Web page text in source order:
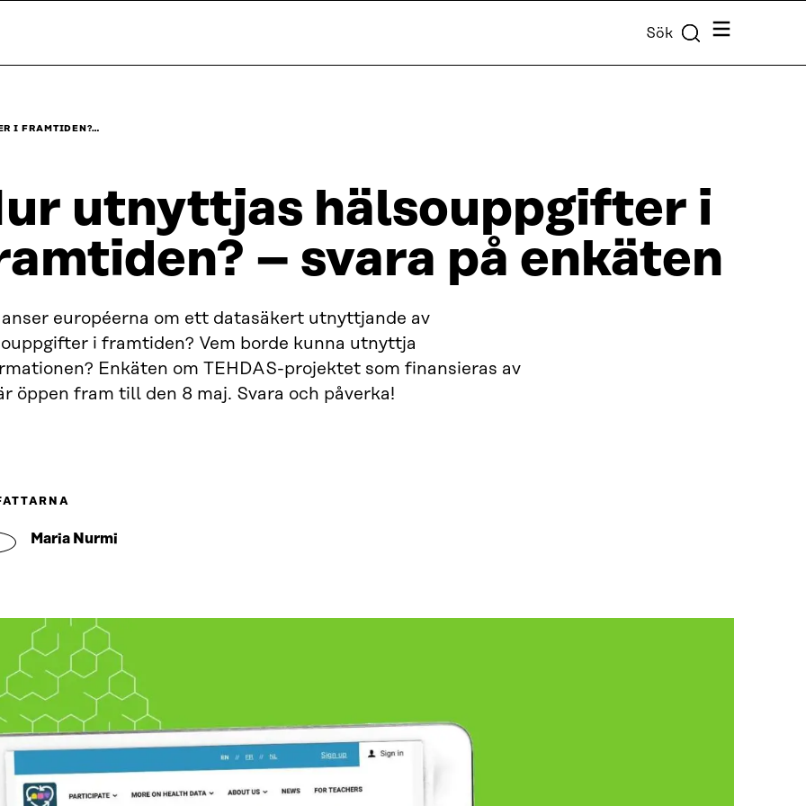
Sök Meny
I FRAMTIDEN?…
utnyttjas hälsouppgifter i
– svara på enkäten
anser européerna om ett datasäkert utnyttjande av
i framtiden? Vem borde kunna utnyttja
Enkäten om TEHDAS-projektet som finansieras av
öppen fram till den 8 maj. Svara och påverka!
Maria Nurmi